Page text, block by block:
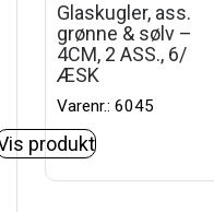
Glaskugler, ass.
grønne & sølv –
4CM, 2 ASS., 6/
ÆSK
Varenr.: 6045
produkt